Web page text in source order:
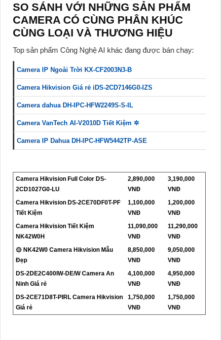
SO SÁNH VỚI NHỮNG SẢN PHẨM
CAMERA CÓ CÙNG PHÂN KHÚC
CÙNG LOẠI VÀ THƯƠNG HIỆU
Top sản phẩm Công Nghệ AI khác đang được bán chạy:
Camera IP Ngoài Trời KX-CF2003N3-B
Camera Hikvision Giá rẻ iDS-2CD7146G0-IZS
Camera dahua DH-IPC-HFW2249S-S-IL
Camera VanTech AI-V2010D Tiết Kiệm ✲
Camera IP Dahua DH-IPC-HFW5442TP-ASE
Camera Hikvision Full Color DS-
2CD1027G0-LU
2,890,000
VNĐ
3,190,000
VNĐ
Camera Hikvision DS-2CE70DF0T-PF
Tiết Kiệm
1,100,000
VNĐ
1,200,000
VNĐ
Camera Hikvision Tiết Kiệm
NK42W0H
11,090,000
VNĐ
11,290,000
VNĐ
۞ NK42W0 Camera Hikvision Mẫu
Đẹp
8,850,000
VNĐ
9,050,000
VNĐ
DS-2DE2C400IW-DE/W Camera An
Ninh Giá rẻ
4,100,000
VNĐ
4,950,000
VNĐ
DS-2CE71D8T-PIRL Camera Hikvision
Giá rẻ
1,750,000
VNĐ
1,750,000
VNĐ